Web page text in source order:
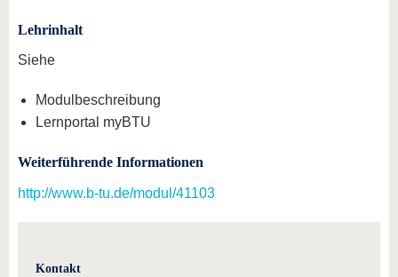
Lehrinhalt
Siehe
Modulbeschreibung
Lernportal myBTU
Weiterführende Informationen
http://www.b-tu.de/modul/41103
Kontakt